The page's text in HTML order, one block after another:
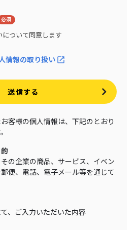
ついて同意します
情報の取り扱い
送信する
客様の個人情報は、下記のとおり
の企業の商品、サービス、イベン
便、電話、電子メール等を通じて
、ご入力いただいた内容